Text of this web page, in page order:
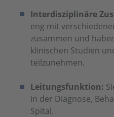
Interdisziplinäre
eng mit
zusammen und
klinischen Studien
teilzunehmen.
Leitungsfunktion:
in der Diagnose,
Spital.